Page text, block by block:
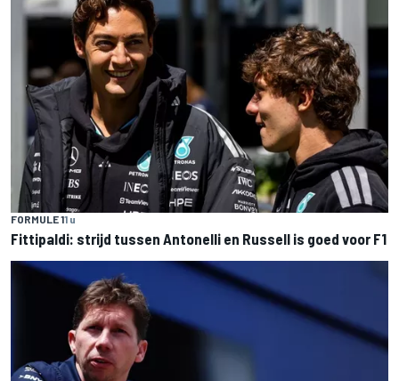
FORMULE 11 u
Fittipaldi: strijd tussen Antonelli en Russell is goed voor F1